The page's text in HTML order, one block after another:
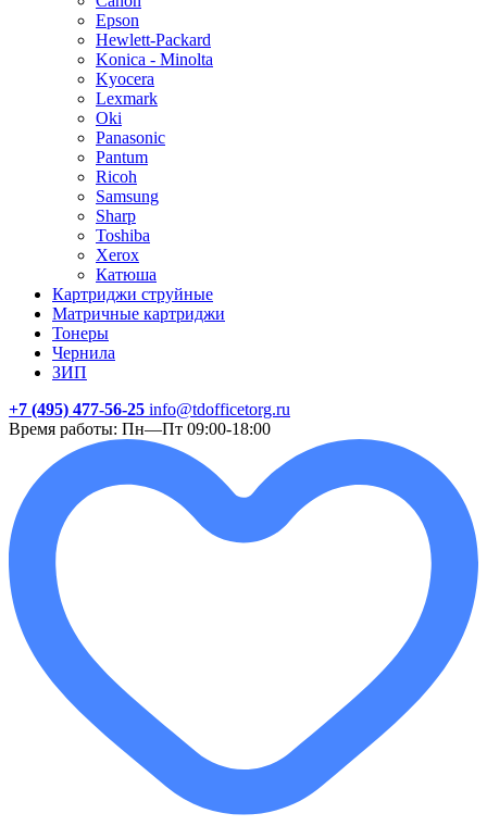
Epson
Hewlett-Packard
Konica - Minolta
Kyocera
Lexmark
Oki
Panasonic
Pantum
Ricoh
Samsung
Sharp
Toshiba
Xerox
Катюша
Картриджи струйные
Матричные картриджи
Тонеры
Чернила
ЗИП
+7 (495) 477-56-25 info@tdofficetorg.ru
Время работы: Пн—Пт 09:00-18:00